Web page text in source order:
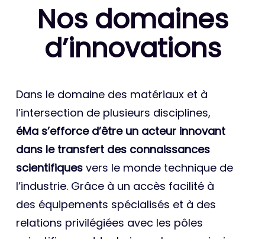
Nos domaines
d’innovations
Dans le domaine des matériaux et à
l’intersection de plusieurs disciplines,
éMa s’efforce d’être un acteur innovant
dans le transfert des connaissances
scientifiques vers le monde technique de
l’industrie. Grâce à un accès facilité à
des équipements spécialisés et à des
relations privilégiées avec les pôles